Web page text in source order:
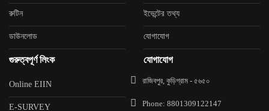
রুটিন
ডাউনলোড
ইভেন্টের তথ্য
যোগাযোগ
গুরুত্বপূর্ণ লিংক
Online EIIN
E-SURVEY
যোগাযোগ
রাজিবপুর, কুড়িগ্রাম - ৫৬৫০
Phone: 8801309122147